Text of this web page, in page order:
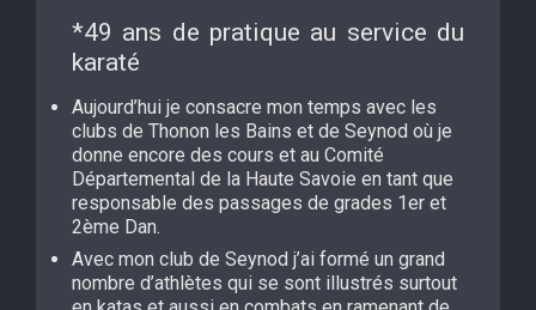
*49 ans de pratique au service du
karaté
Aujourd’hui je consacre mon temps avec les
clubs de Thonon les Bains et de Seynod où je
donne encore des cours et au Comité
Départemental de la Haute Savoie en tant que
responsable des passages de grades 1er et
2ème Dan.
Avec mon club de Seynod j’ai formé un grand
nombre d’athlètes qui se sont illustrés surtout